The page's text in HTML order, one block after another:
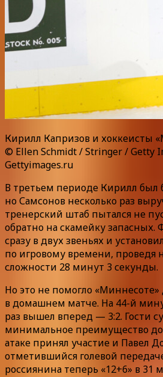
Кирилл Капризов и хоккеисты
© Ellen Schmidt / Stringer / Getty
Gettyimages.ru
В третьем периоде Кирилл был
но Самсонов несколько раз
тренерский штаб пытался не
обратно на скамейку запасных.
сразу в двух звеньях и
по игровому времени, проведя
сложности 28 минут 3 секунды.
Но это не помогло
в домашнем матче. На 44-й
раз вышел вперед — 3:2. Гости
минимальное преимущество
атаке принял участие и Павел
отметившийся голевой
россиянина теперь «12+6» в 31